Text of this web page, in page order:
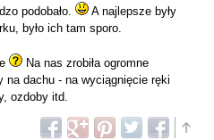
podobało.
A najlepsze były
było ich tam sporo.
Na nas zrobiła ogromne
na dachu - na wyciągnięcie ręki
ozdoby itd.